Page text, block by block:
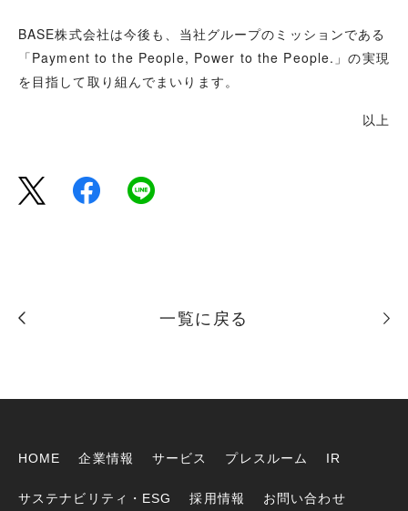
BASE株式会社は今後も、当社グループのミッションである
「Payment to the People, Power to the People.」の実現
を目指して取り組んでまいります。
以上
一覧に戻る
HOME 企業情報 サービス プレスルーム IR
サステナビリティ・ESG 採用情報 お問い合わせ